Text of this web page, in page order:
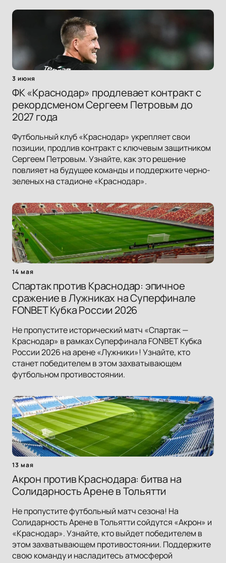
3 июня
ФК «Краснодар» продлевает контракт с
рекордсменом Сергеем Петровым до
2027 года
Футбольный клуб «Краснодар» укрепляет свои
позиции, продлив контракт с ключевым защитником
Сергеем Петровым. Узнайте, как это решение
повлияет на будущее команды и поддержите черно-
зеленых на стадионе «Краснодар».
14 мая
Спартак против Краснодар: эпичное
сражение в Лужниках на Суперфинале
FONBET Кубка России 2026
Не пропустите исторический матч «Спартак —
Краснодар» в рамках Суперфинала FONBET Кубка
России 2026 на арене «Лужники»! Узнайте, кто
станет победителем в этом захватывающем
футбольном противостоянии.
13 мая
Акрон против Краснодара: битва на
Солидарность Арене в Тольятти
Не пропустите футбольный матч сезона! На
Солидарность Арене в Тольятти сойдутся «Акрон» и
«Краснодар». Узнайте, кто выйдет победителем в
этом захватывающем противостоянии. Поддержите
свою команду и насладитесь атмосферой